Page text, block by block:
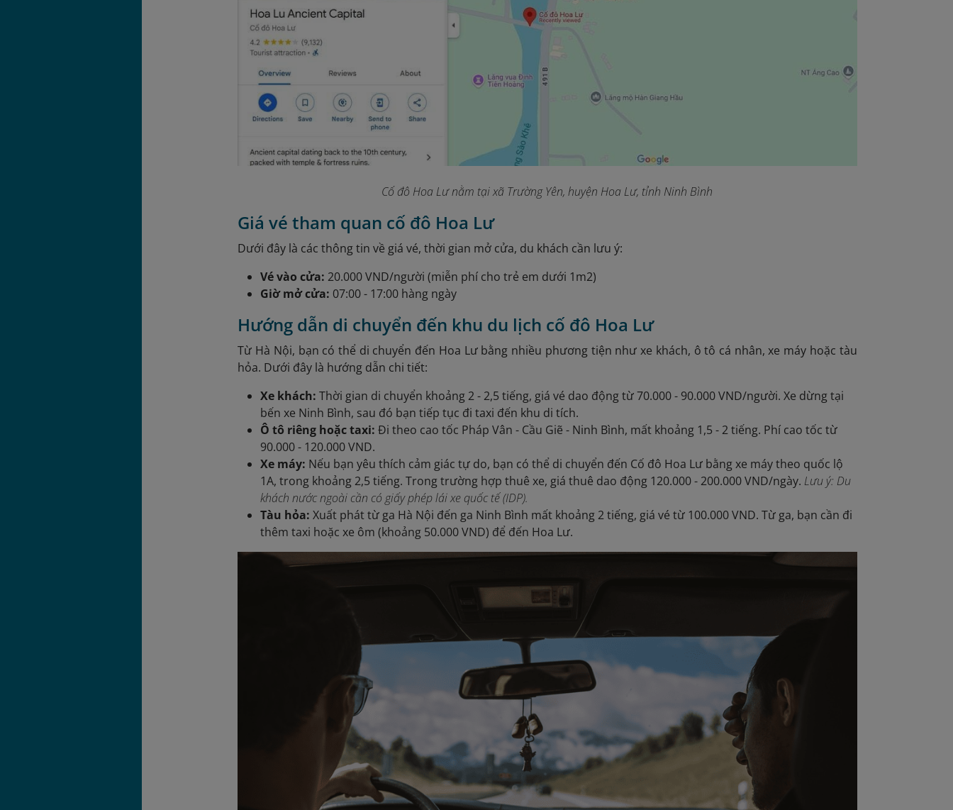
Cố đô Hoa Lư nằm tại xã Trường Yên, huyện Hoa Lư, tỉnh Ninh Bình
Giá vé tham quan cố đô Hoa Lư
Dưới đây là các thông tin về giá vé, thời gian mở cửa, du khách cần lưu ý:
Vé vào cửa: 20.000 VND/người (miễn phí cho trẻ em dưới 1m2)
Giờ mở cửa: 07:00 - 17:00 hàng ngày
Hướng dẫn di chuyển đến khu du lịch cố đô Hoa Lư
Từ Hà Nội, bạn có thể di chuyển đến Hoa Lư bằng nhiều phương tiện như xe khách, ô tô cá nhân, xe máy hoặc tàu
hỏa. Dưới đây là hướng dẫn chi tiết:
Xe khách:Thời gian di chuyển khoảng 2 - 2,5 tiếng, giá vé dao động từ 70.000 - 90.000 VND/người. Xe dừng tại
bến xe Ninh Bình, sau đó bạn tiếp tục đi taxi đến khu di tích.
Ô tô riêng hoặc taxi: Đi theo cao tốc Pháp Vân - Cầu Giẽ - Ninh Bình, mất khoảng 1,5 - 2 tiếng. Phí cao tốc từ
90.000 - 120.000 VND.
Xe máy: Nếu bạn yêu thích cảm giác tự do, bạn có thể di chuyển đến Cố đô Hoa Lư bằng xe máy theo quốc lộ
1A, trong khoảng 2,5 tiếng. Trong trường hợp thuê xe, giá thuê dao động 120.000 - 200.000 VND/ngày. Lưu ý: Du
khách nước ngoài cần có giấy phép lái xe quốc tế (IDP).
Tàu hỏa: Xuất phát từ ga Hà Nội đến ga Ninh Bình mất khoảng 2 tiếng, giá vé từ 100.000 VND. Từ ga, bạn cần đi
thêm taxi hoặc xe ôm (khoảng 50.000 VND) để đến Hoa Lư.